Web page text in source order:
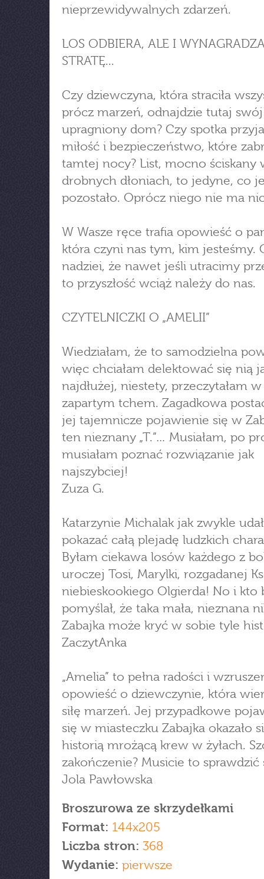
nieprzewidywalnych zdarzeń.
LOS ODBIERA, ALE I
STRATĘ...
Czy dziewczyna, która straciła
prócz marzeń, odnajdzie tutaj swój
upragniony dom? Czy spotka
miłość i bezpieczeństwo, które
tamtej nocy? List, mocno ściskany
drobnych dłoniach, to jedyne, co
pozostało. Oprócz niego nie ma
W Wasze ręce trafia opowieść o
która czyni nas tym, kim jesteśmy.
nadziei, że nawet jeśli utracimy
to przyszłość wciąż należy do nas.
CZYTELNICZKI O „AMELII”
Wiedziałam, że to samodzielna
więc chciałam delektować się nią
najdłużej, niestety, przeczytałam w
zapartym tchem. Zagadkowa
jej tajemnicze pojawienie się w
ten nieznany „T.”… Musiałam, po
musiałam poznać rozwiązanie jak
najszybciej!
Zuza G.
Katarzynie Michalak jak zwykle
pokazać całą plejadę ludzkich
Byłam ciekawa losów każdego z
uroczej Tosi, Marylki, rozgadanej
niebieskookiego Olgierda! No i kto
pomyślał, że taka mała, nieznana
Zabajka może kryć w sobie tyle
ZaczytAnka
„Amelia” to pełna radości i
opowieść o dziewczynie, która
siłę marzeń. Jej przypadkowe
się w miasteczku Zabajka okazało
historią mrożącą krew w żyłach.
zakończenie? Musicie to sprawdzić
Jola Pawłowska
Broszurowa ze skrzydełkami
Format: 144x205
Liczba stron: 368
Wydanie: pierwsze